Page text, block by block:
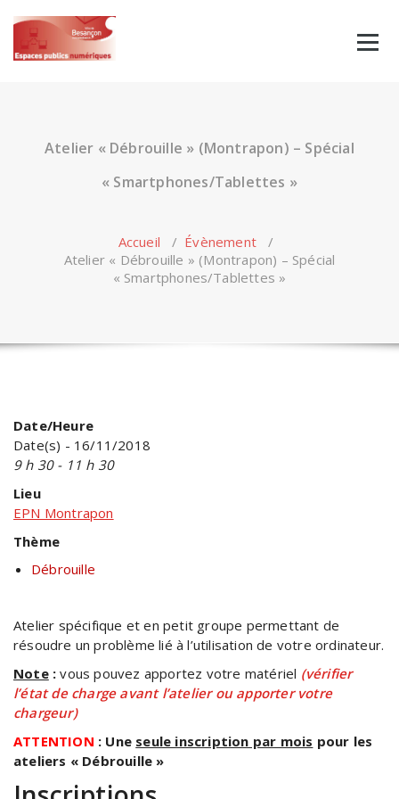
content
Atelier « Débrouille » (Montrapon) – Spécial
« Smartphones/Tablettes »
Accueil / Évènement /
Atelier « Débrouille » (Montrapon) – Spécial
« Smartphones/Tablettes »
Date/Heure
Date(s) - 16/11/2018
9 h 30 - 11 h 30
Lieu
EPN Montrapon
Thème
Débrouille
Atelier spécifique et en petit groupe permettant de
résoudre un problème lié à l’utilisation de votre ordinateur.
Note: vous pouvez apportez votre matériel (vérifier
l’état de charge avant l’atelier ou apporter votre
chargeur)
ATTENTION : Une seule inscription par mois pour les
ateliers « Débrouille »